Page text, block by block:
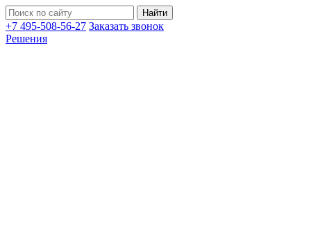
+7 495-508-56-27 Заказать звонок
Решения